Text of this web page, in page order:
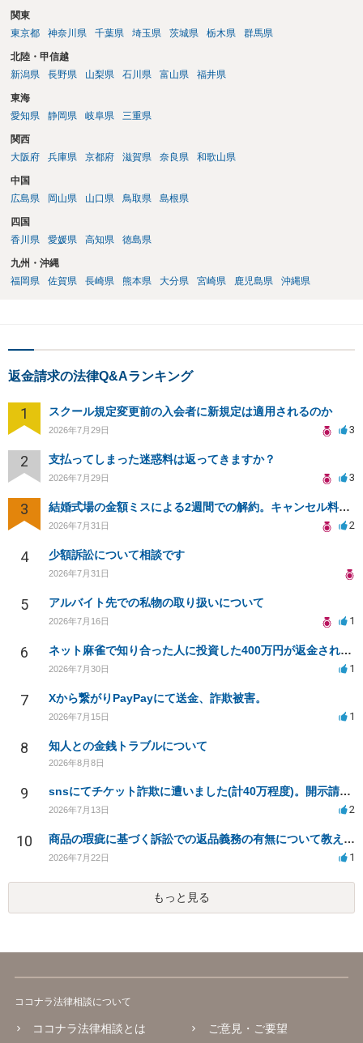
関東
東京都
神奈川県 千葉県 埼玉県 茨城県 栃木県 群馬県
北陸・甲信越
新潟県
長野県 山梨県 石川県 富山県 福井県
東海
愛知県
静岡県 岐阜県 三重県
関西
大阪府
兵庫県 京都府 滋賀県 奈良県 和歌山県
中国
広島県
岡山県 山口県 鳥取県 島根県
四国
香川県
愛媛県 高知県 徳島県
九州・沖縄
福岡県
佐賀県 長崎県 熊本県 大分県 宮崎県 鹿児島県 沖縄県
返金請求の法律Q&Aランキング
1 スクール規定変更前の入会者に新規定は適用されるのか
2026年7月29日 3
2 支払ってしまった迷惑料は返ってきますか？
2026年7月29日 3
3 結婚式場の金額ミスによる2週間での解約。キャンセル料10万円の免除は可能か。
2026年7月31日 2
4 少額訴訟について相談です
2026年7月31日
5 アルバイト先での私物の取り扱いについて
2026年7月16日 1
6 ネット麻雀で知り合った人に投資した400万円が返金されない
2026年7月30日 1
7 Xから繋がりPayPayにて送金、詐欺被害。
2026年7月15日 1
8 知人との金銭トラブルについて
2026年8月8日
9 snsにてチケット詐欺に遭いました(計40万程度)。開示請求や今後の対応について質問したいです。
2026年7月13日 2
10 商品の瑕疵に基づく訴訟での返品義務の有無について教えてください
2026年7月22日 1
もっと見る
ココナラ法律相談について
ココナラ法律相談とは
ご意見・ご要望